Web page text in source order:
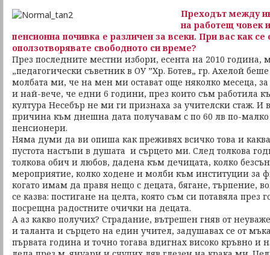
Преходът между
на работещ човек
пенсионна почивка е различен за всеки. При вас как
оползотворявате свободното си време?
През последните местни избори, есента на 2010 година,
„педагогически съветник в ОУ ”Хр. Ботев„ гр. Ахелой
молбата ми, че на мен ми остават още няколко месеца,
и най-вече, че едни 6 години, през които съм работила
култура Несебър не ми ги признаха за учителски стаж. И
причина към днешна дата получавам с по 60 лв по-
пенсионери.
Няма думи да ви опиша как преживях всичко това и
пустота настъпи в душата и сърцето ми. След толкова
толкова обич и любов, дадена към дечицата, колко
мероприятие, колко ходене и молби към институции за
когато имам да правя нещо с децата, бягане, търпение,
се казва: постигане на целта, която съм си потавяла през
посрещна радостните очички на децата.
А аз какво получих? Страдание, вътрешен гняв от
и таланта и сърцето на един учител, задушавах се от
първата година и точно тогава вдигнах високо кръвно и